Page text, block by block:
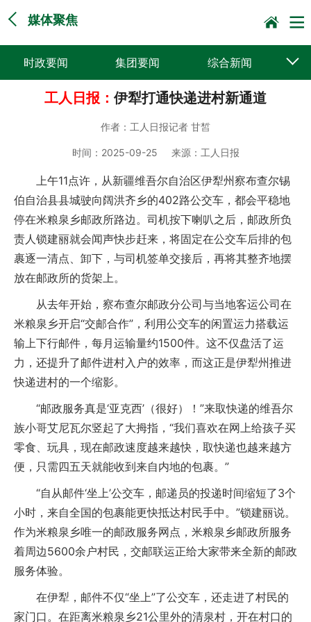
媒体聚焦
时政要闻 集团要闻 综合新闻
媒体聚焦 党建动态 普遍服务
企业文化 一线风采
工人日报： 伊犁打通快递进村新通道
作者： 工人日报记者 甘皙
时间： 2025-09-25 来源： 工人日报
上午11点许，从新疆维吾尔自治区伊犁州察布查尔锡
伯自治县县城驶向阔洪齐乡的402路公交车，都会平稳地
停在米粮泉乡邮政所路边。司机按下喇叭之后，邮政所负
责人锁建丽就会闻声快步赶来，将固定在公交车后排的包
裹逐一清点、卸下，与司机签单交接后，再将其整齐地摆
放在邮政所的货架上。
从去年开始，察布查尔邮政分公司与当地客运公司在
米粮泉乡开启“交邮合作”，利用公交车的闲置运力搭载运
输上下行邮件，每月运输量约1500件。这不仅盘活了运
力，还提升了邮件进村入户的效率，而这正是伊犁州推进
快递进村的一个缩影。
“邮政服务真是‘亚克西’（很好）！”来取快递的维吾尔
族小哥艾尼瓦尔竖起了大拇指，“我们喜欢在网上给孩子买
零食、玩具，现在邮政速度越来越快，取快递也越来越方
便，只需四五天就能收到来自内地的包裹。”
“自从邮件‘坐上’公交车，邮递员的投递时间缩短了3个
小时，来自全国的包裹能更快抵达村民手中。”锁建丽说。
作为米粮泉乡唯一的邮政服务网点，米粮泉乡邮政所服务
着周边5600余户村民，交邮联运正给大家带来全新的邮政
服务体验。
在伊犁，邮件不仅“坐上”了公交车，还走进了村民的
家门口。在距离米粮泉乡21公里外的清泉村，开在村口的